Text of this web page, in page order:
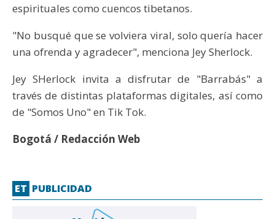
espirituales como cuencos tibetanos.
"No busqué que se volviera viral, solo quería hacer
una ofrenda y agradecer", menciona Jey Sherlock.
Jey SHerlock invita a disfrutar de "Barrabás" a
través de distintas plataformas digitales, así como
de "Somos Uno" en Tik Tok.
Bogotá / Redacción Web
ET PUBLICIDAD